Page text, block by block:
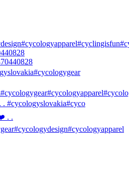
#cycologyslovakia#cyco